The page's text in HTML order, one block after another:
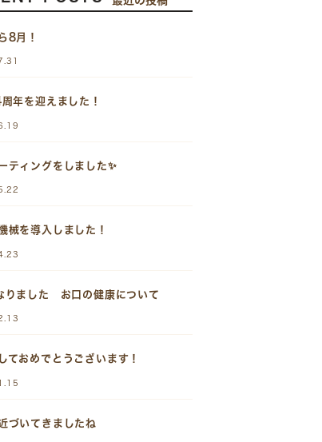
8月！
年を迎えました！
ティングをしました✨
械を導入しました！
りました お口の健康について
ておめでとうございます！
づいてきましたね